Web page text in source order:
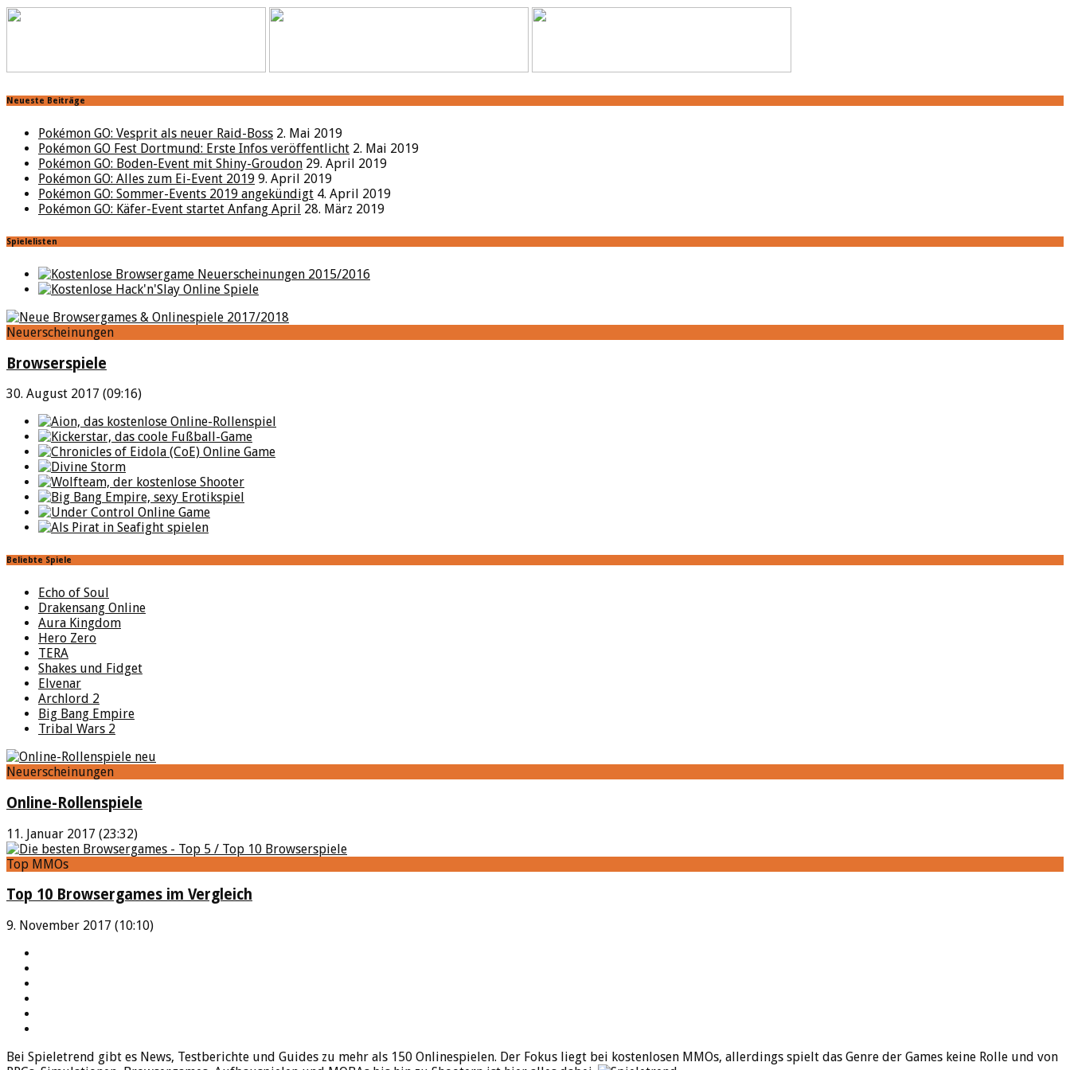
Neueste Beiträge
Pokémon GO: Vesprit als neuer Raid-Boss 2. Mai 2019
Pokémon GO Fest Dortmund: Erste Infos veröffentlicht 2. Mai 2019
Pokémon GO: Boden-Event mit Shiny-Groudon 29. April 2019
Pokémon GO: Alles zum Ei-Event 2019 9. April 2019
Pokémon GO: Sommer-Events 2019 angekündigt 4. April 2019
Pokémon GO: Käfer-Event startet Anfang April 28. März 2019
Spielelisten
Neuerscheinungen
Browserspiele
30. August 2017 (09:16)
Beliebte Spiele
Echo of Soul
Drakensang Online
Aura Kingdom
Hero Zero
TERA
Shakes und Fidget
Elvenar
Archlord 2
Big Bang Empire
Tribal Wars 2
Neuerscheinungen
Online-Rollenspiele
11. Januar 2017 (23:32)
Top MMOs
Top 10 Browsergames im Vergleich
9. November 2017 (10:10)
Bei Spieletrend gibt es News, Testberichte und Guides zu mehr als 150 Onlinespielen. Der Fokus liegt bei kostenlosen MMOs, allerdings spielt das Genre der Games keine Rolle und von